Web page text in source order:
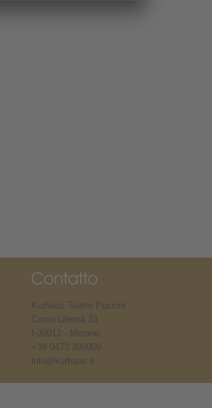
Kurhaus Teatro Puccini
Corso Libertà 33
I-39012 - Merano
+39 0473 496000
info@kurhaus.it